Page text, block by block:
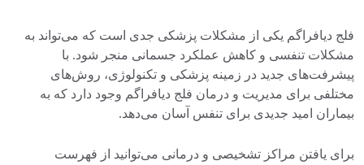
فلج دیافراگم یکی از مشکلات پزشکی جدی است که می‌تواند به
مشکلات تنفسی و کاهش عملکرد جسمانی منجر شود. با
پیشرفت‌های جدید در زمینه پزشکی و تکنولوژی، روش‌های
مختلفی برای مدیریت و درمان فلج دیافراگم وجود دارد که به
بیماران امید جدیدی برای تنفس آسان می‌دهد.
برای یافتن مراکز تشخیصی و درمانی می‌توانید از فهرست